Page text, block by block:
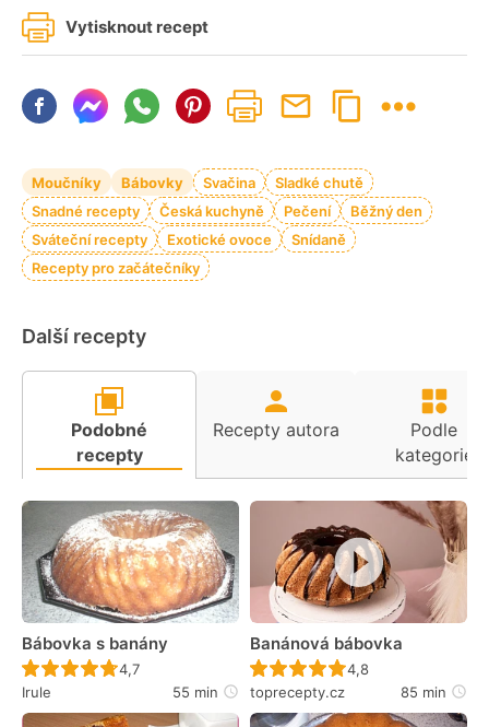
Vytisknout recept
Moučníky Bábovky Svačina
Sladké chutě
Snadné recepty
Česká kuchyně Pečení
Běžný den
Sváteční recepty
Exotické ovoce
Snídaně
Recepty pro začátečníky
Další recepty
Podobné
recepty
Recepty autora
Podle
kategorie
Bábovka s banány
Recept ještě nebyl hodnocen
4,7
Irule
55 min
Banánová bábovka
Recept ještě nebyl
4,8
toprecepty.cz
85 min